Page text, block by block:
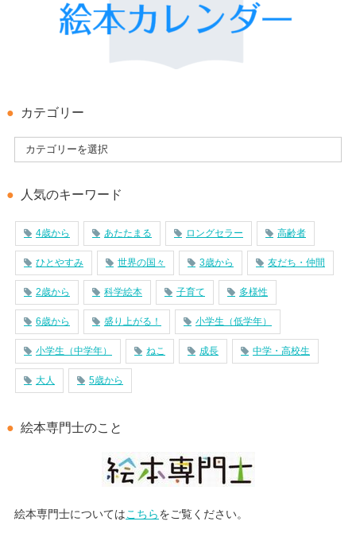
カテゴリー
人気のキーワード
4歳から あたたまる ロングセラー 高齢者
ひとやすみ 世界の国々 3歳から 友だち・仲間
2歳から 科学絵本 子育て 多様性
6歳から 盛り上がる！ 小学生（低学年）
小学生（中学年） ねこ 成長 中学・高校生
大人 5歳から
絵本専門士のこと
絵本専門士については こちら をご覧ください。